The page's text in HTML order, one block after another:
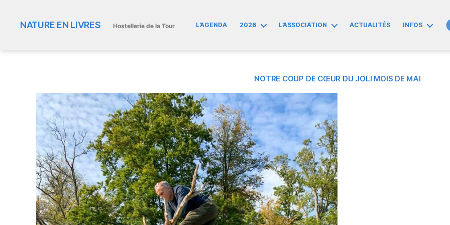
NATURE EN LIVRES Hostellerie de la Tour L’AGENDA 2026 L’ASSOCIATION ACTUALITÉS INFOS
NOTRE COUP DE CŒUR DU JOLI MOIS DE MAI